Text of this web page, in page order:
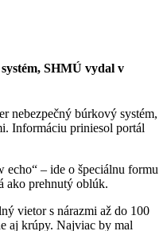
SHMÚ vydal v
nebezpečný búrkový systém,
Informáciu priniesol portál
– ide o špeciálnu formu
ako prehnutý oblúk.
vietor s nárazmi až do 100
aj krúpy. Najviac by mal